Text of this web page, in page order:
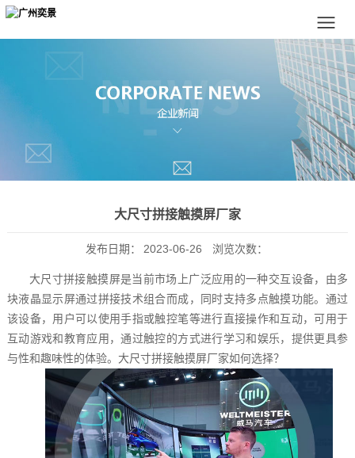
大尺寸拼接触摸屏厂家
发布日期： 2023-06-26 浏览次数：
大尺寸拼接触摸屏是当前市场上广泛应用的一种交互设备，由多
块液晶显示屏通过拼接技术组合而成，同时支持多点触摸功能。通过
该设备，用户可以使用手指或触控笔等进行直接操作和互动，可用于
互动游戏和教育应用，通过触控的方式进行学习和娱乐，提供更具参
与性和趣味性的体验。大尺寸拼接触摸屏厂家如何选择？